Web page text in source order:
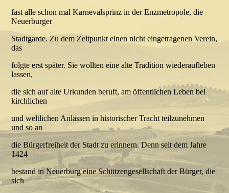
fast alle schon mal Karnevalsprinz in der Enzmetropole, die
Neuerburger
Stadtgarde. Zu dem Zeitpunkt einen nicht eingetragenen Verein,
das
folgte erst später. Sie wollten eine alte Tradition wiederaufleben
lassen,
die sich auf alte Urkunden beruft, am öffentlichen Leben bei
kirchlichen
und weltlichen Anlässen in historischer Tracht teilzunehmen
und so an
die Bürgerfreiheit der Stadt zu erinnern. Denn seit dem Jahre
1424
bestand in Neuerburg eine Schützengesellschaft der Bürger, die
sich